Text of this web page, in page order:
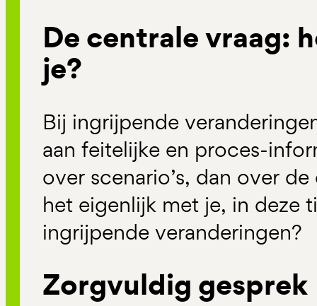
De centrale vraag:
je?
Bij ingrijpende
aan feitelijke en proces-
over scenario’s, dan over
het eigenlijk met je, in deze
ingrijpende veranderingen?
Zorgvuldig gesprek